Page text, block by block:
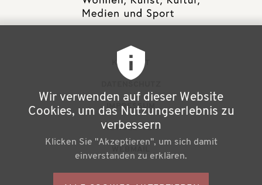
ß
e
KONTAKT
IMPRESSUM
NEWSLETTER
Wir verwenden auf dieser Website
Cookies, um das Nutzungserlebnis zu
verbessern
Klicken Sie "Akzeptieren", um sich damit
einverstanden zu erklären.